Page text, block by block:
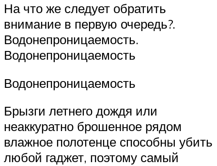
На что же следует обратить
внимание в первую очередь?.
Водонепроницаемость.
Водонепроницаемость
Водонепроницаемость
Брызги летнего дождя или
неаккуратно брошенное рядом
влажное полотенце способны убить
любой гаджет, поэтому самый